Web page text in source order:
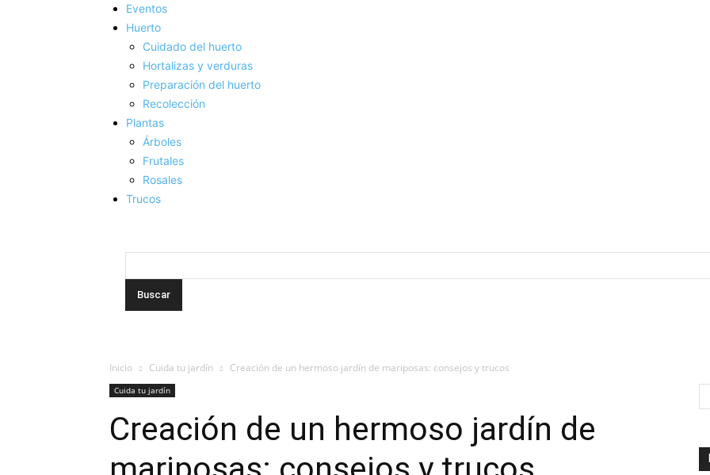
Eventos
Huerto
Cuidado del huerto
Hortalizas y verduras
Preparación del huerto
Recolección
Plantas
Árboles
Frutales
Rosales
Trucos
Inicio Cuida tu jardín Creación de un hermoso jardín de mariposas: consejos y trucos
Cuida tu jardín
Creación de un hermoso jardín de